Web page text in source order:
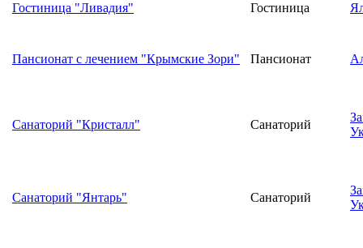
Гостиница "Ливадия" Гостиница
Пансионат с лечением "Крымские Зори" Пансионат
Санаторий "Кристалл" Санаторий
Санаторий "Янтарь" Санаторий